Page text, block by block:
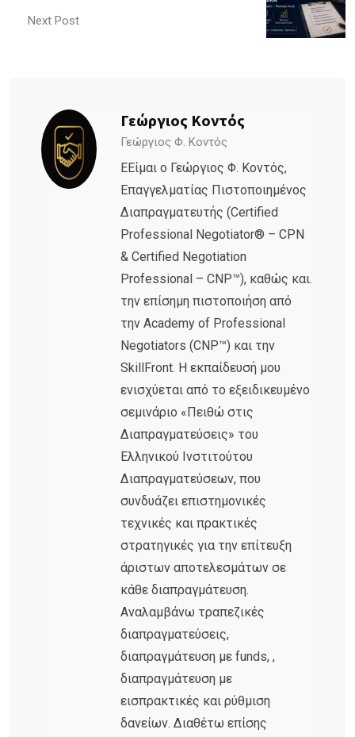
Next Post
Γεώργιος Κοντός
Γεώργιος Φ. Κοντός
ΕΕίμαι ο Γεώργιος Φ. Κοντός,
Επαγγελματίας Πιστοποιημένος
Διαπραγματευτής (Certified
Professional Negotiator® – CPN
& Certified Negotiation
Professional – CNP™), καθώς και.
την επίσημη πιστοποιήση από
την Academy of Professional
Negotiators (CNP™) και την
SkillFront. Η εκπαίδευσή μου
ενισχύεται από το εξειδικευμένο
σεμινάριο «Πειθώ στις
Διαπραγματεύσεις» του
Ελληνικού Ινστιτούτου
Διαπραγματεύσεων, που
συνδυάζει επιστημονικές
τεχνικές και πρακτικές
στρατηγικές για την επίτευξη
άριστων αποτελεσμάτων σε
κάθε διαπραγμάτευση.
Αναλαμβάνω τραπεζικές
διαπραγματεύσεις,
διαπραγμάτευση με funds, ,
διαπραγμάτευση με
εισπρακτικές και ρύθμιση
δανείων. Διαθέτω επίσης